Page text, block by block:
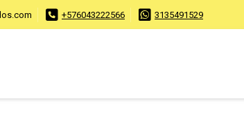
+576043222566 3135491529